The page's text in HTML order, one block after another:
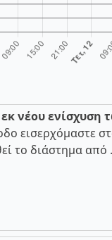
νέου ενίσχυση
εισερχόμαστε
το διάστημα από